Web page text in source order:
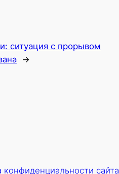
ситуация с прорывом
→
конфиденциальности сайта